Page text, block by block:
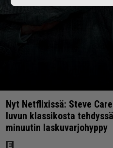
Nyt Netflixissä: Steve
luvun klassikosta
minuutin laskuvarjohyppy